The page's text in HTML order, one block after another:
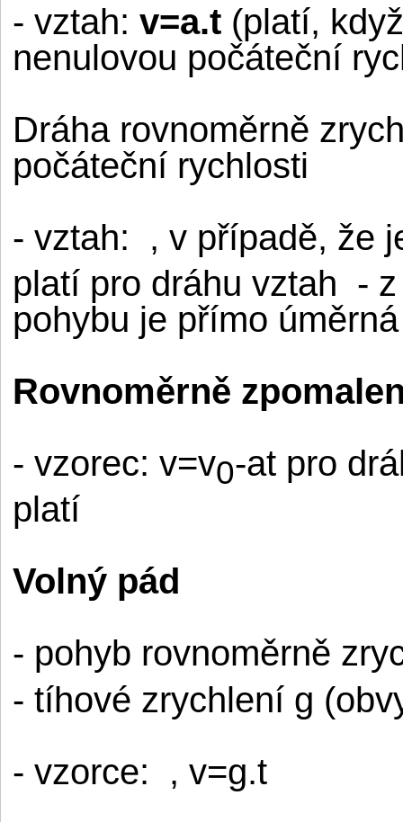
- vztah: v=a.t (platí,
nenulovou počáteční
Dráha rovnoměrně
počáteční rychlosti
- vztah:
, v případě, že
platí pro dráhu vztah -
pohybu je přímo
Rovnoměrně
- vzorec: v=v0-at pro
platí
Volný pád
- pohyb rovnoměrně
- tíhové zrychlení g
- vzorce:
, v=g.t